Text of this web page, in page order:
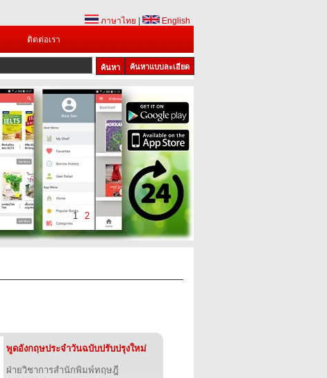
ภาษาไทย
English
ติดต่อเรา
ค้นหาแบบละเอียด
1 2
พูดอังกฤษประจำวันฉบับปรับปรุงใหม่
ฝ่ายวิชาการสำนักพิมพ์ทฤษฎี